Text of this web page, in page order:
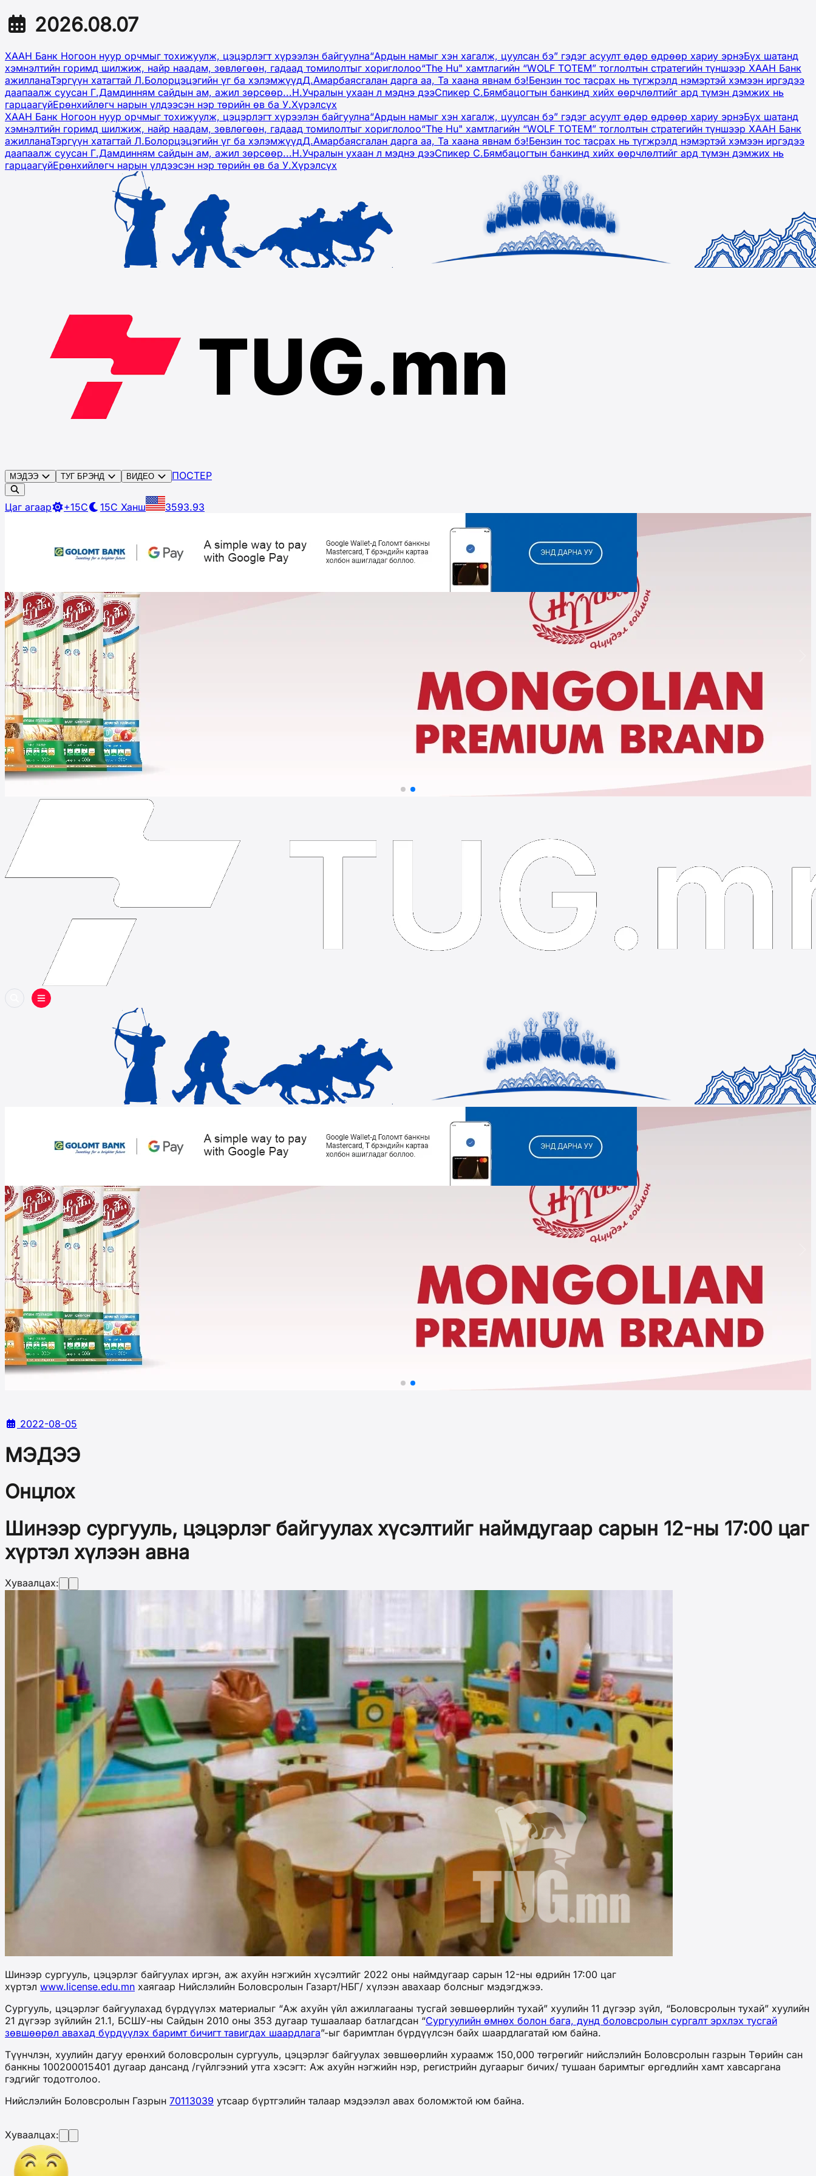
2026.08.07
ХААН Банк Ногоон нуур орчмыг тохижуулж, цэцэрлэгт хүрээлэн байгуулна“Ардын намыг хэн хагалж, цуулсан бэ” гэдэг асуулт өдөр өдрөөр хариу эрнэБүх шатанд
хэмнэлтийн горимд шилжиж, найр наадам, зөвлөгөөн, гадаад томилолтыг хориглолоо“The Hu" хамтлагийн “WOLF TOTEM” тоглолтын стратегийн түншээр ХААН Банк
ажилланаТэргүүн хатагтай Л.Болорцэцэгийн үг ба хэлэмжүүдД.Амарбаясгалан дарга аа, Та хаана явнам бэ!Бензин тос тасрах нь түгжрэлд нэмэртэй хэмээн иргэдээ
даапаалж суусан Г.Дамдинням сайдын ам, ажил зөрсөөр...Н.Учралын ухаан л мэднэ дээСпикер С.Бямбацогтын банкинд хийх өөрчлөлтийг ард түмэн дэмжих нь
гарцаагүйЕрөнхийлөгч нарын үлдээсэн нэр төрийн өв ба У.Хүрэлсүх
ХААН Банк Ногоон нуур орчмыг тохижуулж, цэцэрлэгт хүрээлэн байгуулна“Ардын намыг хэн хагалж, цуулсан бэ” гэдэг асуулт өдөр өдрөөр хариу эрнэБүх шатанд
хэмнэлтийн горимд шилжиж, найр наадам, зөвлөгөөн, гадаад томилолтыг хориглолоо“The Hu" хамтлагийн “WOLF TOTEM” тоглолтын стратегийн түншээр ХААН Банк
ажилланаТэргүүн хатагтай Л.Болорцэцэгийн үг ба хэлэмжүүдД.Амарбаясгалан дарга аа, Та хаана явнам бэ!Бензин тос тасрах нь түгжрэлд нэмэртэй хэмээн иргэдээ
даапаалж суусан Г.Дамдинням сайдын ам, ажил зөрсөөр...Н.Учралын ухаан л мэднэ дээСпикер С.Бямбацогтын банкинд хийх өөрчлөлтийг ард түмэн дэмжих нь
гарцаагүйЕрөнхийлөгч нарын үлдээсэн нэр төрийн өв ба У.Хүрэлсүх
МЭДЭЭ ТУГ БРЭНД ВИДЕО ПОСТЕР
Цаг агаар +15C 15C Ханш 3593.93
2022-08-05
МЭДЭЭ
Онцлох
Шинээр сургууль, цэцэрлэг байгуулах хүсэлтийг наймдугаар сарын 12-ны 17:00 цаг
хүртэл хүлээн авна
Хуваалцах:
Шинээр сургууль, цэцэрлэг байгуулах иргэн, аж ахуйн нэгжийн хүсэлтийг 2022 оны наймдугаар сарын 12-ны өдрийн 17:00 цаг
хүртэл www.license.edu.mn хаягаар Нийслэлийн Боловсролын Газарт/НБГ/ хүлээн авахаар болсныг мэдэгджээ.
Сургууль, цэцэрлэг байгуулахад бүрдүүлэх материалыг “Аж ахуйн үйл ажиллагааны тусгай зөвшөөрлийн тухай” хуулийн 11 дүгээр зүйл, “Боловсролын тухай” хуулийн
21 дүгээр зүйлийн 21.1, БСШУ-ны Сайдын 2010 оны 353 дугаар тушаалаар батлагдсан “Сургуулийн өмнөх болон бага, дунд боловсролын сургалт эрхлэх тусгай
зөвшөөрөл авахад бүрдүүлэх баримт бичигт тавигдах шаардлага”-ыг баримтлан бүрдүүлсэн байх шаардлагатай юм байна.
Түүнчлэн, хуулийн дагуу ерөнхий боловсролын сургууль, цэцэрлэг байгуулах зөвшөөрлийн хураамж 150,000 төгрөгийг нийслэлийн Боловсролын газрын Төрийн сан
банкны 100200015401 дугаар дансанд /гүйлгээний утга хэсэгт: Аж ахуйн нэгжийн нэр, регистрийн дугаарыг бичих/ тушаан баримтыг өргөдлийн хамт хавсаргана
гэдгийг тодотголоо.
Нийслэлийн Боловсролын Газрын 70113039 утсаар бүртгэлийн талаар мэдээлэл авах боломжтой юм байна.
Хуваалцах: